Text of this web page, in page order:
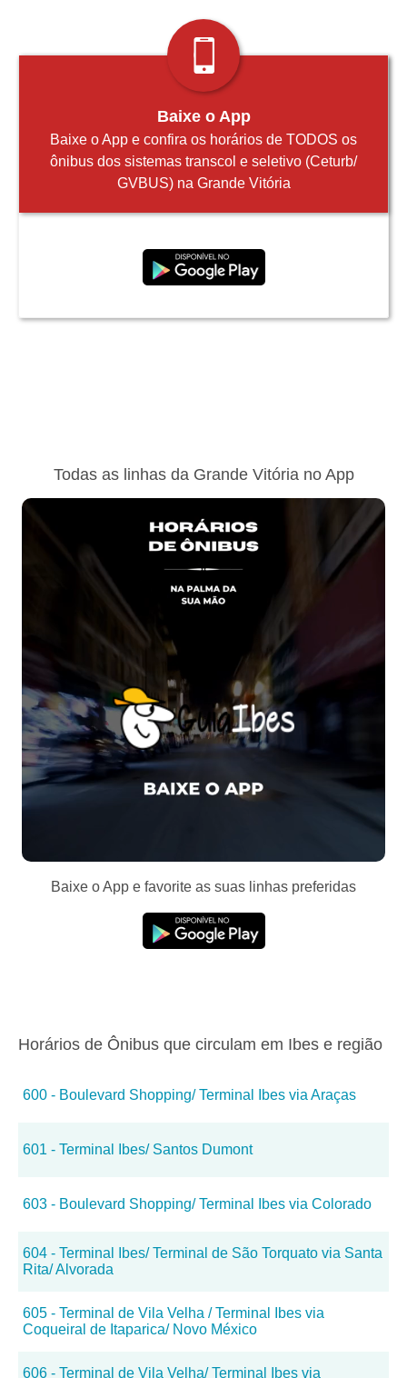
Baixe o App
Baixe o App e confira os horários de TODOS os
ônibus dos sistemas transcol e seletivo (Ceturb/
GVBUS) na Grande Vitória
Todas as linhas da Grande Vitória no App
Baixe o App e favorite as suas linhas preferidas
Horários de Ônibus que circulam em Ibes e região
600 - Boulevard Shopping/ Terminal Ibes via Araças
601 - Terminal Ibes/ Santos Dumont
603 - Boulevard Shopping/ Terminal Ibes via Colorado
604 - Terminal Ibes/ Terminal de São Torquato via Santa
Rita/ Alvorada
605 - Terminal de Vila Velha / Terminal Ibes via
Coqueiral de Itaparica/ Novo México
606 - Terminal de Vila Velha/ Terminal Ibes via